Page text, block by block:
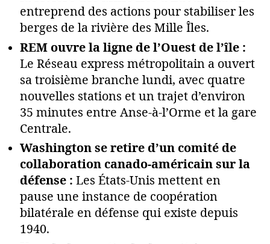
entreprend des actions pour stabiliser les
berges de la rivière des Mille Îles.
REM ouvre la ligne de l’Ouest de l’île :
Le Réseau express métropolitain a ouvert
sa troisième branche lundi, avec quatre
nouvelles stations et un trajet d’environ
35 minutes entre Anse-à-l’Orme et la gare
Centrale.
Washington se retire d’un comité de
collaboration canado-américain sur la
défense : Les États-Unis mettent en
pause une instance de coopération
bilatérale en défense qui existe depuis
1940.